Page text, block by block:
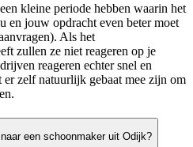
kleine periode hebben waarin het
en jouw opdracht even beter moet
Als het
zullen ze niet reageren op je
reageren echter snel en
er zelf natuurlijk gebaat mee zijn om
een schoonmaker uit Odijk?